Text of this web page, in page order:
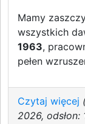
Mamy
wszystkich
1963,
pełen
Czytaj więcej
2026, odsłon: